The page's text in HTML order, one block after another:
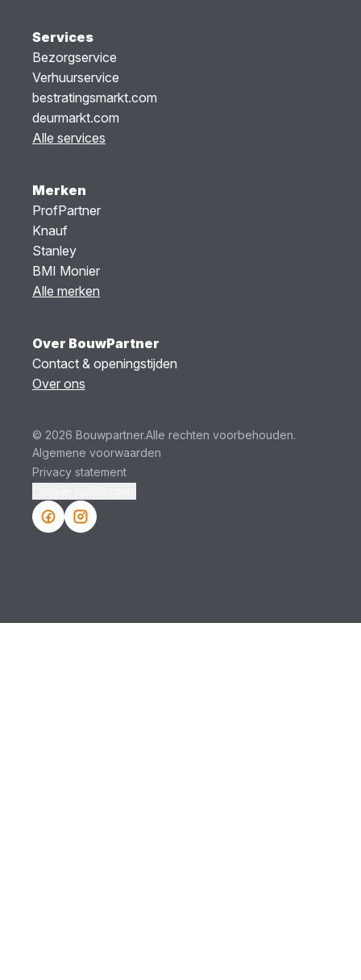
Services
Bezorgservice
Verhuurservice
bestratingsmarkt.com
deurmarkt.com
Alle services
Merken
ProfPartner
Knauf
Stanley
BMI Monier
Alle merken
Over BouwPartner
Contact & openingstijden
Over ons
© 2026 Bouwpartner.Alle rechten voorbehouden.
Algemene voorwaarden
Privacy statement